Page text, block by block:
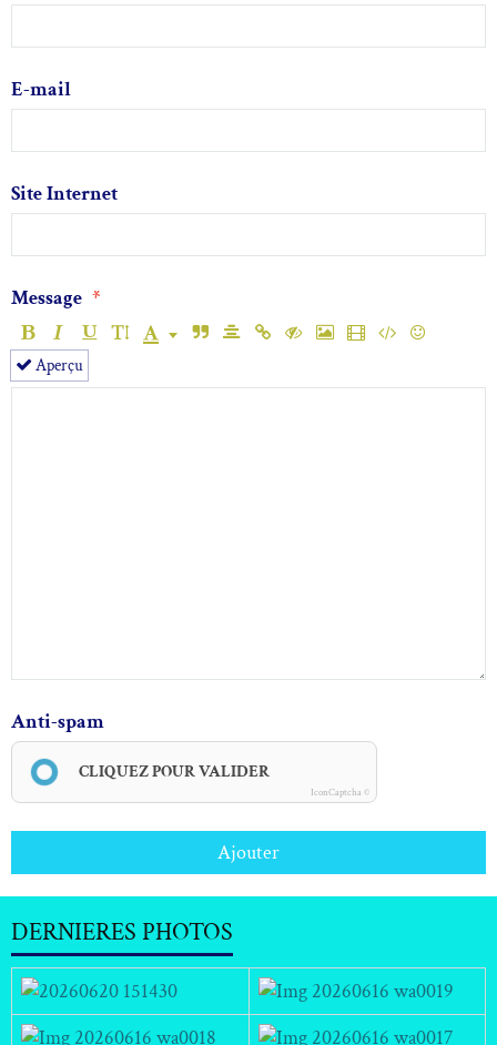
E-mail
Site Internet
Message
Aperçu
Anti-spam
CLIQUEZ POUR VALIDER
IconCaptcha ©
Ajouter
DERNIERES PHOTOS